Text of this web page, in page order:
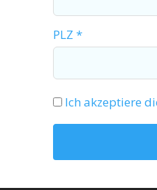
PLZ *
Ich akzeptiere